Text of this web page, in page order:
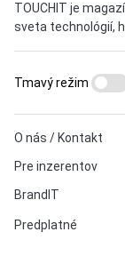
TOUCHIT je
sveta technológií,
O nás / Kontakt
Pre inzerentov
BrandIT
Predplatné
Tmavý režim